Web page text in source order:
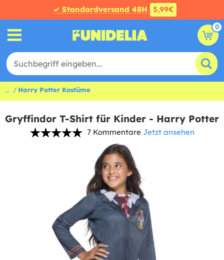
✓ Standardversand 48H 5,99€
0
... Harry Potter Kostüme
Gryffindor T-Shirt für Kinder - Harry Potter
7 Kommentare Jetzt ansehen